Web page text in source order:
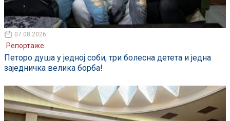
07.08.2026
Репортаже
Петоро душа у једној соби, три болесна детета и једна
заједничка велика борба!